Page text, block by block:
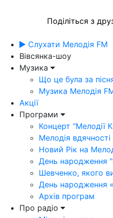
Поділіться з
Слухати Мелодія FM
Вівсянка-шоу
Музика
Що це була за
Музика Мелодія
Акції
Програми
Концерт “Мелодії
Мелодія вдячності
Новий Рік на
День народження
Шевченко, якого
День народження
Архів програм
Про радіо